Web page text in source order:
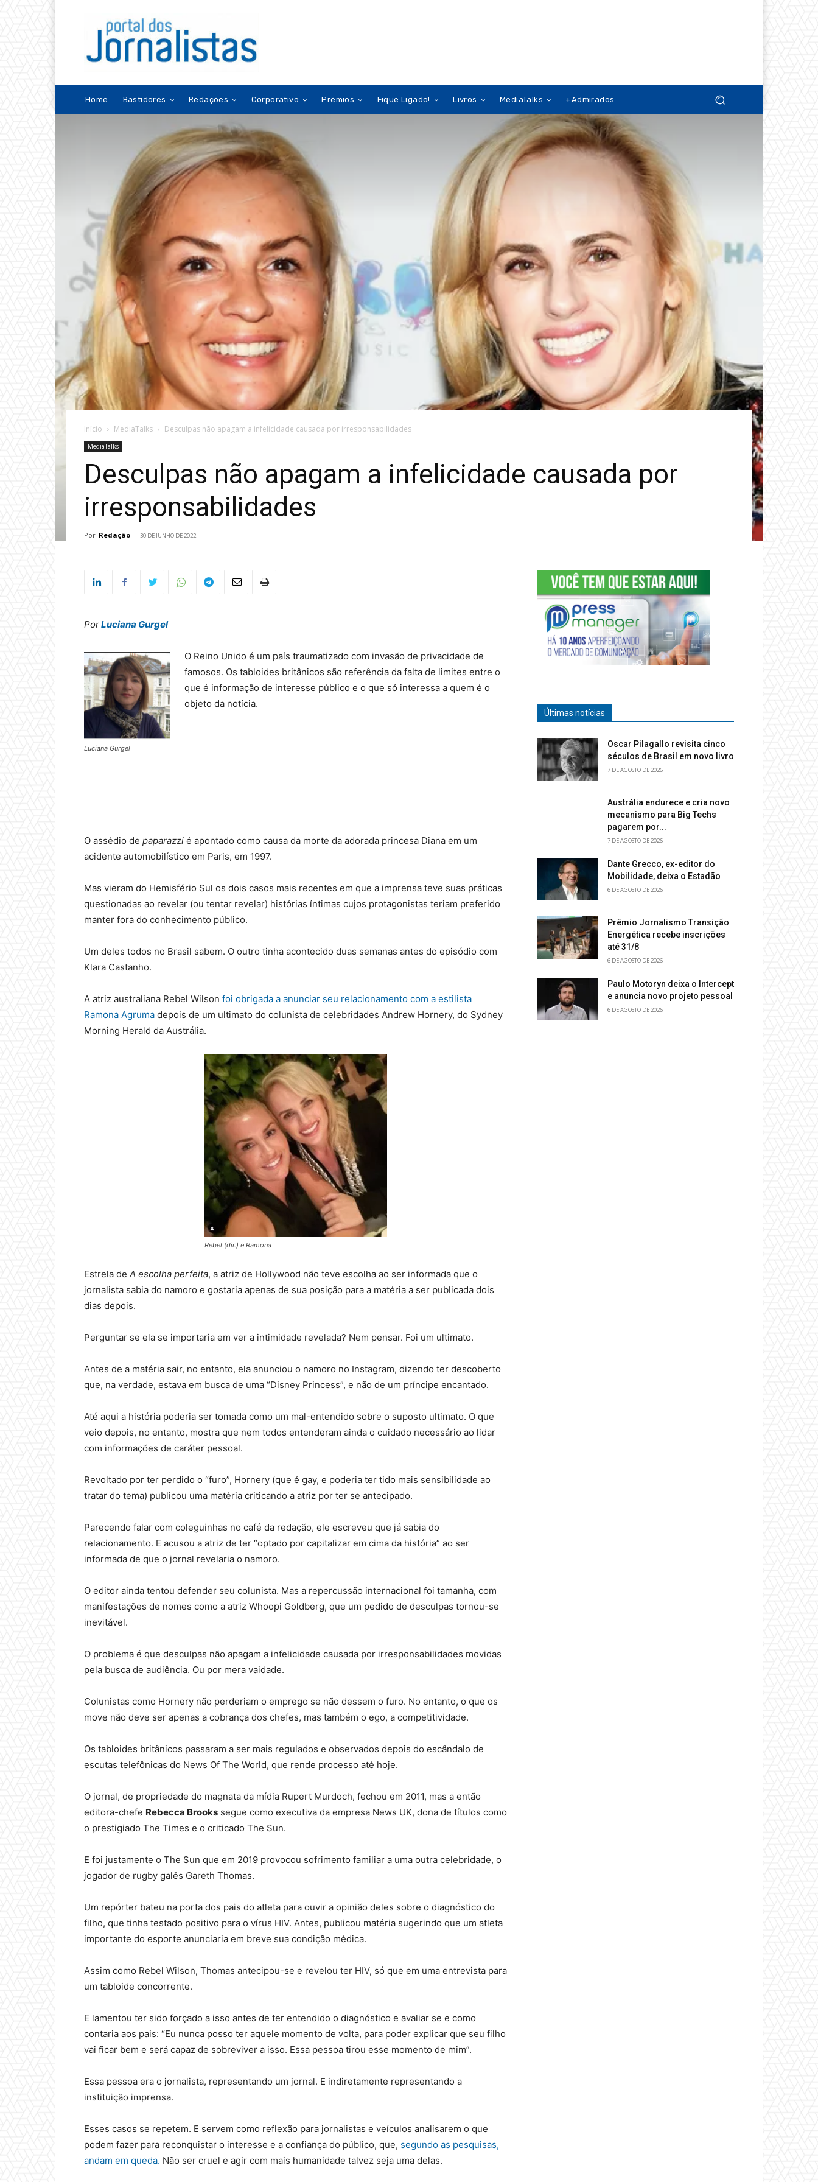
Home Bastidores Redações Corporativo Prêmios Fique Ligado! Livros MediaTalks +Admirados
Início MediaTalks Desculpas não apagam a infelicidade causada por irresponsabilidades
MediaTalks
Desculpas não apagam a infelicidade causada por
irresponsabilidades
Por Redação - 30 DE JUNHO DE 2022
PorLuciana Gurgel
Luciana Gurgel
O Reino Unido é um país traumatizado com invasão de privacidade de
famosos. Os tabloides britânicos são referência da falta de limites entre o
que é informação de interesse público e o que só interessa a quem é o
objeto da notícia.
O assédio de paparazzi é apontado como causa da morte da adorada princesa Diana em um
acidente automobilístico em Paris, em 1997.
Mas vieram do Hemisfério Sul os dois casos mais recentes em que a imprensa teve suas práticas
questionadas ao revelar (ou tentar revelar) histórias íntimas cujos protagonistas teriam preferido
manter fora do conhecimento público.
Um deles todos no Brasil sabem. O outro tinha acontecido duas semanas antes do episódio com
Klara Castanho.
A atriz australiana Rebel Wilson foi obrigada a anunciar seu relacionamento com a estilista
Ramona Agruma depois de um ultimato do colunista de celebridades Andrew Hornery, do Sydney
Morning Herald da Austrália.
Rebel (dir.) e Ramona
Estrela de A escolha perfeita, a atriz de Hollywood não teve escolha ao ser informada que o
jornalista sabia do namoro e gostaria apenas de sua posição para a matéria a ser publicada dois
dias depois.
Perguntar se ela se importaria em ver a intimidade revelada? Nem pensar. Foi um ultimato.
Antes de a matéria sair, no entanto, ela anunciou o namoro no Instagram, dizendo ter descoberto
que, na verdade, estava em busca de uma “Disney Princess”, e não de um príncipe encantado.
Até aqui a história poderia ser tomada como um mal-entendido sobre o suposto ultimato. O que
veio depois, no entanto, mostra que nem todos entenderam ainda o cuidado necessário ao lidar
com informações de caráter pessoal.
Revoltado por ter perdido o “furo”, Hornery (que é gay, e poderia ter tido mais sensibilidade ao
tratar do tema) publicou uma matéria criticando a atriz por ter se antecipado.
Parecendo falar com coleguinhas no café da redação, ele escreveu que já sabia do
relacionamento. E acusou a atriz de ter “optado por capitalizar em cima da história” ao ser
informada de que o jornal revelaria o namoro.
O editor ainda tentou defender seu colunista. Mas a repercussão internacional foi tamanha, com
manifestações de nomes como a atriz Whoopi Goldberg, que um pedido de desculpas tornou-se
inevitável.
O problema é que desculpas não apagam a infelicidade causada por irresponsabilidades movidas
pela busca de audiência. Ou por mera vaidade.
Colunistas como Hornery não perderiam o emprego se não dessem o furo. No entanto, o que os
move não deve ser apenas a cobrança dos chefes, mas também o ego, a competitividade.
Os tabloides britânicos passaram a ser mais regulados e observados depois do escândalo de
escutas telefônicas do News Of The World, que rende processo até hoje.
O jornal, de propriedade do magnata da mídia Rupert Murdoch, fechou em 2011, mas a então
editora-chefe Rebecca Brooks segue como executiva da empresa News UK, dona de títulos como
o prestigiado The Times e o criticado The Sun.
E foi justamente o The Sun que em 2019 provocou sofrimento familiar a uma outra celebridade, o
jogador de rugby galês Gareth Thomas.
Um repórter bateu na porta dos pais do atleta para ouvir a opinião deles sobre o diagnóstico do
filho, que tinha testado positivo para o vírus HIV. Antes, publicou matéria sugerindo que um atleta
importante do esporte anunciaria em breve sua condição médica.
Assim como Rebel Wilson, Thomas antecipou-se e revelou ter HIV, só que em uma entrevista para
um tabloide concorrente.
E lamentou ter sido forçado a isso antes de ter entendido o diagnóstico e avaliar se e como
contaria aos pais: “Eu nunca posso ter aquele momento de volta, para poder explicar que seu filho
vai ficar bem e será capaz de sobreviver a isso. Essa pessoa tirou esse momento de mim”.
Essa pessoa era o jornalista, representando um jornal. E indiretamente representando a
instituição imprensa.
Esses casos se repetem. E servem como reflexão para jornalistas e veículos analisarem o que
podem fazer para reconquistar o interesse e a confiança do público, que, segundo as pesquisas,
andam em queda. Não ser cruel e agir com mais humanidade talvez seja uma delas.
Últimas notícias
Oscar Pilagallo revisita cinco
séculos de Brasil em novo livro
7 DE AGOSTO DE 2026
Austrália endurece e cria novo
mecanismo para Big Techs
pagarem por...
7 DE AGOSTO DE 2026
Dante Grecco, ex-editor do
Mobilidade, deixa o Estadão
6 DE AGOSTO DE 2026
Prêmio Jornalismo Transição
Energética recebe inscrições
até 31/8
6 DE AGOSTO DE 2026
Paulo Motoryn deixa o Intercept
e anuncia novo projeto pessoal
6 DE AGOSTO DE 2026